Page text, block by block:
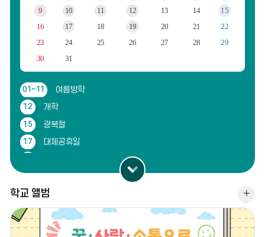
일
9
10 11 12 13 14
15
16
17 18 19 20 21
22
23
24 25 26 27 28
29
30
31
01~11 여름방학
12 개학
15 광복절
17 대체공휴일
공동체 학습의 날 [15시 일과 종료]
일
정
기
학교 앨범
교
앨